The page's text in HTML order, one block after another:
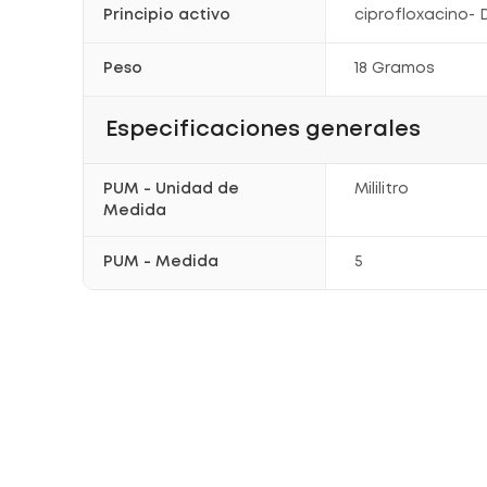
Principio activo ciprofloxacino-
Peso 18 Gramos
Especificaciones generales
PUM - Unidad de
Medida
Mililitro
PUM - Medida 5